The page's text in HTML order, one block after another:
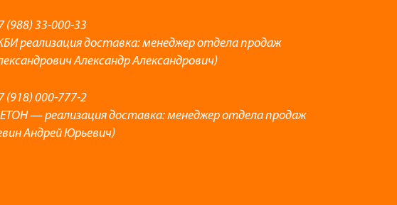
(988) 33-000-33
реализация доставка: менеджер отдела продаж
Александр Александрович)
(918) 000-777-2
— реализация доставка: менеджер отдела продаж
Андрей Юрьевич)